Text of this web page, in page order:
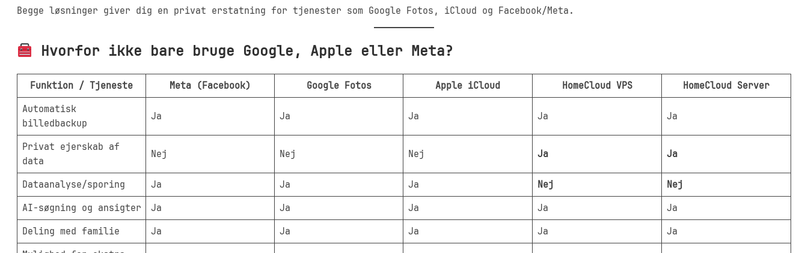
Begge løsninger giver dig en privat erstatning for tjenester som Google Fotos, iCloud og Facebook/Meta.
Hvorfor ikke bare bruge Google, Apple eller Meta?
Funktion / Tjeneste Meta (Facebook) Google Fotos Apple iCloud HomeCloud VPS
HomeCloud Server
Automatisk
billedbackup
Ja Ja Ja Ja Ja
Privat ejerskab af
data
Nej Nej Nej Ja Ja
Dataanalyse/sporing Ja Ja Ja Nej
Nej
AI-søgning og ansigter
Ja Ja Ja Ja
Ja
Deling med familie
Ja Ja Ja Ja
Ja